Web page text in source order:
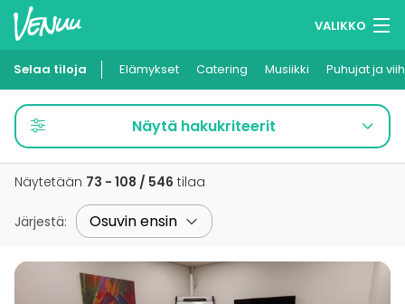
VALIKKO
Muistilistasi
Kirjaudu
Suomi
Selaa tiloja Elämykset Catering Musiikki Puhujat ja
Näytä hakukriteerit
Näytetään 73 - 108 / 546 tilaa
Järjestä: